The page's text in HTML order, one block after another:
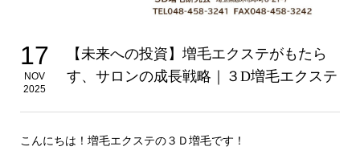
17
NOV
2025
【未来への投資】増毛エクステがもたら
す、サロンの成長戦略｜３D増毛エクステ
こんにちは！増毛エクステの３Ｄ増毛です！